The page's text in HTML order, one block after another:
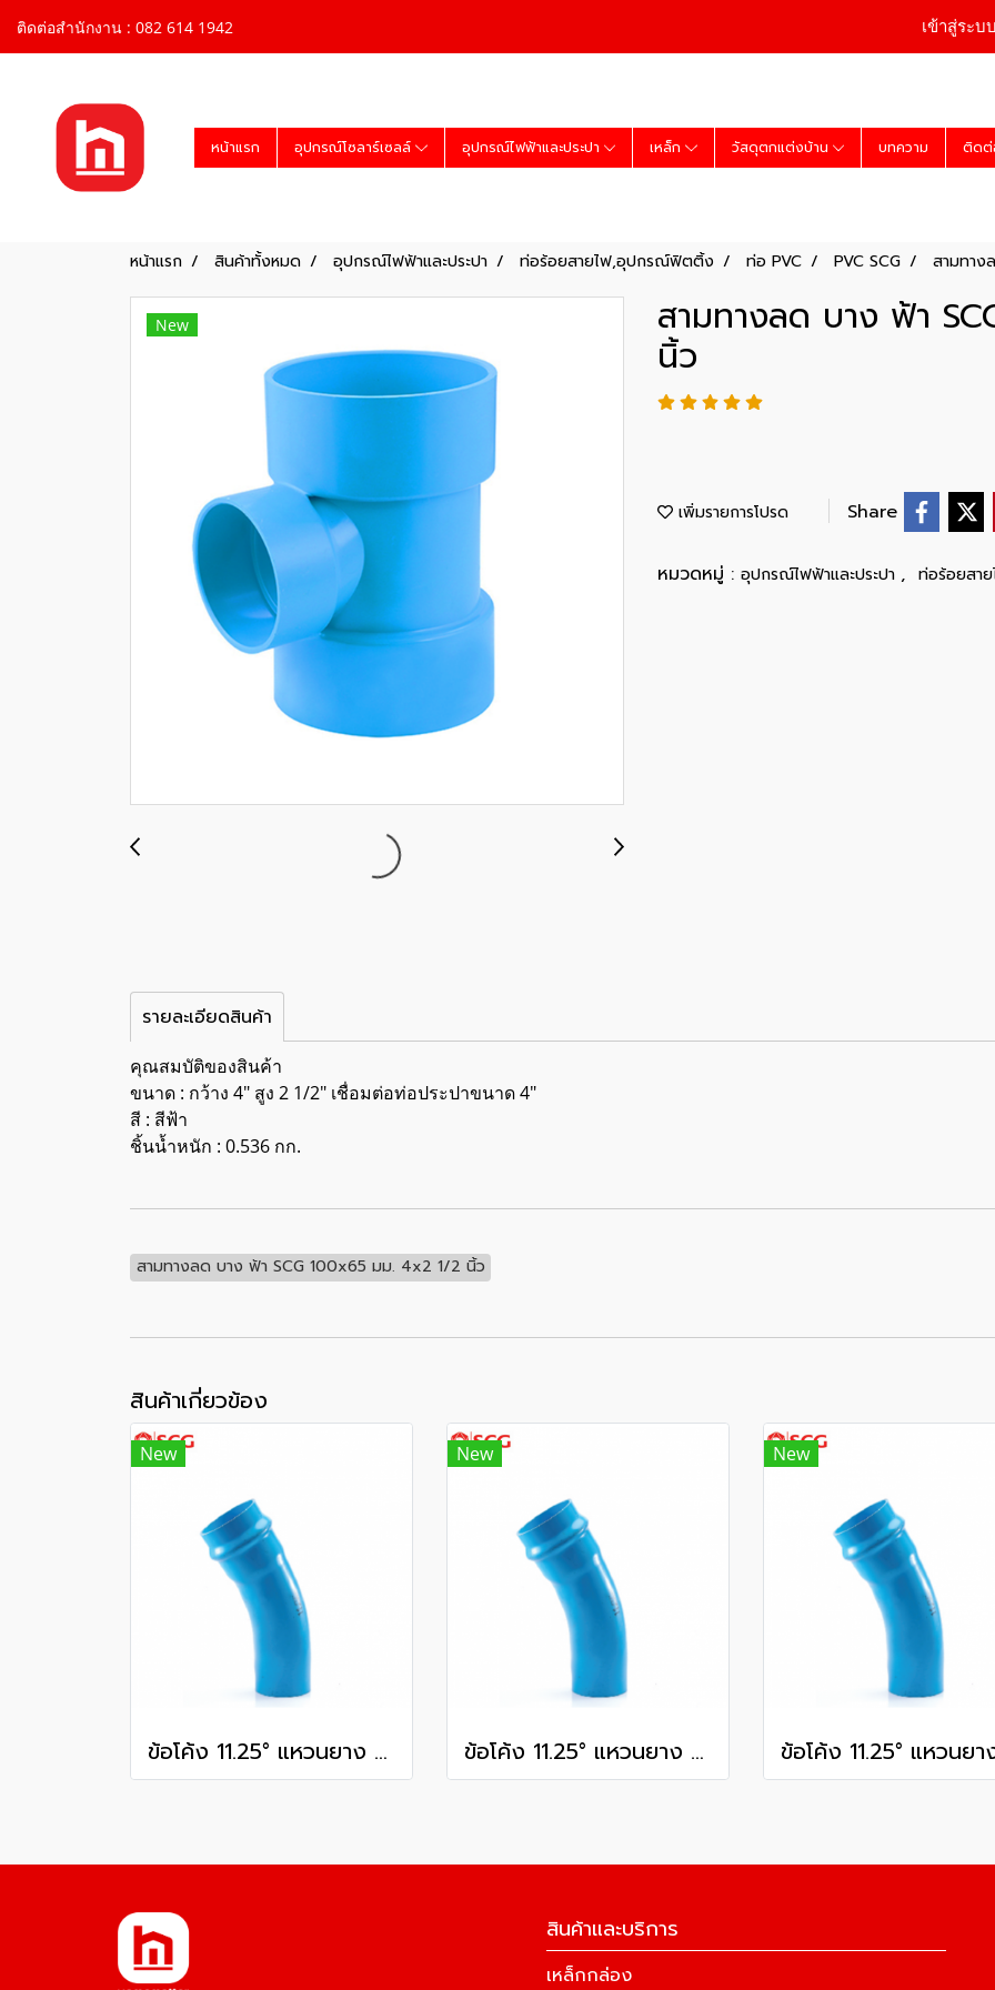
ติดต่อสำนักงาน : 082 614 1942 เข้าสู่ระบ
หน้าแรก อุปกรณ์โซลาร์เซลล์ อุปกรณ์ไฟฟ้าและประปา เหล็ก วัสดุตกแต่งบ้าน บทความ ติด
หน้าแรก สินค้าทั้งหมด อุปกรณ์ไฟฟ้าและประปา ท่อร้อยสายไฟ,อุปกรณ์ฟิตติ้ง ท่อ PVC PVC SCG สามทาง
New สามทางลด บาง ฟ้า
นิ้ว
เพิ่มรายการโปรด Share
หมวดหมู่ : อุปกรณ์ไฟฟ้าและประปา , ท่อร้อยส
รายละเอียดสินค้า
คุณสมบัติของสินค้า
ขนาด : กว้าง 4" สูง 2 1/2" เชื่อมต่อท่อประปาขนาด 4"
สี : สีฟ้า
ชิ้นน้ำหนัก : 0.536 กก.
สามทางลด บาง ฟ้า SCG 100x65 มม. 4x2 1/2 นิ้ว
สินค้าเกี่ยวข้อง
New
ข้อโค้ง 11.25° แหวนยาง ES1 SCG ขนาด 350 มม. (14 นิ้ว ) ชั้น 13.5
New
ข้อโค้ง 11.25° แหวนยาง ES1 SCG ขนาด 300 มม. (12 นิ้ว ) ชั้น 13.5
New
สินค้าและบริการ
เหล็กกล่อง